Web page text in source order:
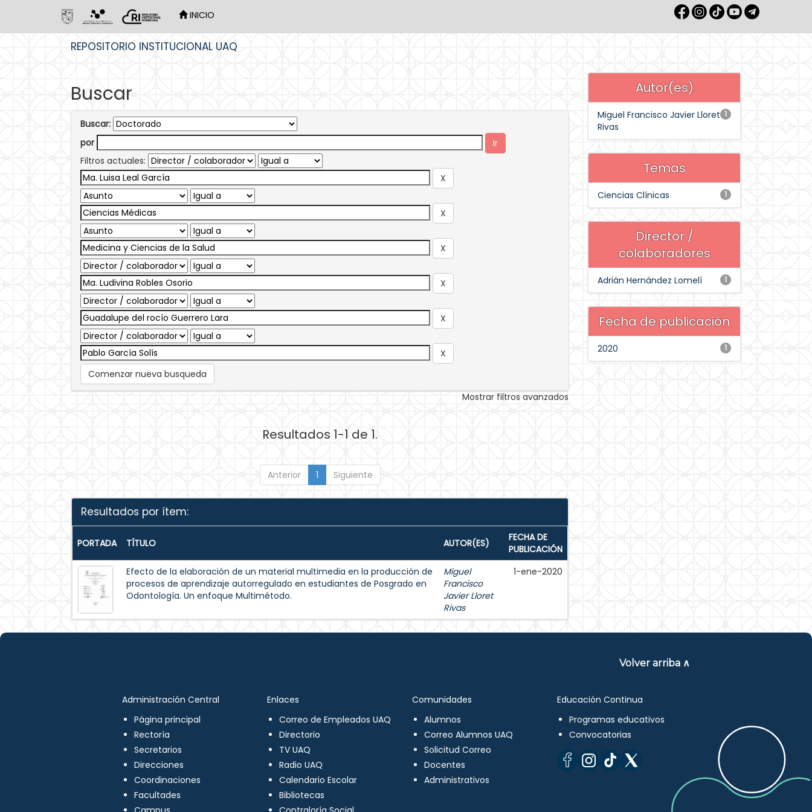
INICIO
REPOSITORIO INSTITUCIONAL UAQ
Buscar
Buscar:
por
Filtros actuales:
Comenzar nueva busqueda
Mostrar filtros avanzados
Resultados 1-1 de 1.
Anterior 1 Siguiente
Resultados por ítem:
PORTADA TÍTULO AUTOR(ES)
FECHA DE
PUBLICACIÓN
Efecto de la elaboración de un material multimedia en la producción de
procesos de aprendizaje autorregulado en estudiantes de Posgrado en
Odontología. Un enfoque Multimétodo.
Miguel
Francisco
Javier Lloret
Rivas
1-ene-2020
Autor(es)
1
Miguel Francisco Javier Lloret
Rivas
Temas
1
Ciencias Clínicas
Director /
colaboradores
1
Adrián Hernández Lomelí
Fecha de publicación
1
2020
Volver arriba ∧
Administración Central
Página principal
Rectoría
Secretarios
Direcciones
Coordinaciones
Facultades
Enlaces
Correo de Empleados UAQ
Directorio
TV UAQ
Radio UAQ
Calendario Escolar
Bibliotecas
Comunidades
Alumnos
Correo Alumnos UAQ
Solicitud Correo
Docentes
Administrativos
Educación Continua
Programas educativos
Convocatorias